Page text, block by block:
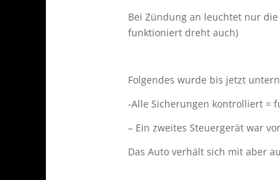
Bei Zündung an leuchtet nur
funktioniert dreht auch)
Folgendes wurde bis jetzt
-Alle Sicherungen kontrolliert =
– Ein zweites Steuergerät war
Das Auto verhält sich mit aber